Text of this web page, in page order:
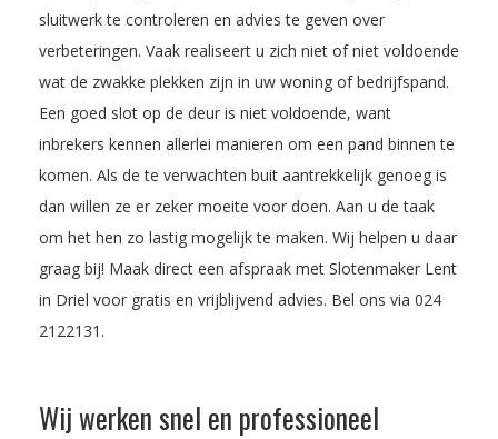
sluitwerk te controleren en advies te geven over
verbeteringen. Vaak realiseert u zich niet of niet voldoende
wat de zwakke plekken zijn in uw woning of bedrijfspand.
Een goed slot op de deur is niet voldoende, want
inbrekers kennen allerlei manieren om een pand binnen te
komen. Als de te verwachten buit aantrekkelijk genoeg is
dan willen ze er zeker moeite voor doen. Aan u de taak
om het hen zo lastig mogelijk te maken. Wij helpen u daar
graag bij! Maak direct een afspraak met Slotenmaker Lent
in Driel voor gratis en vrijblijvend advies. Bel ons via 024
2122131 .
Wij werken snel en professioneel